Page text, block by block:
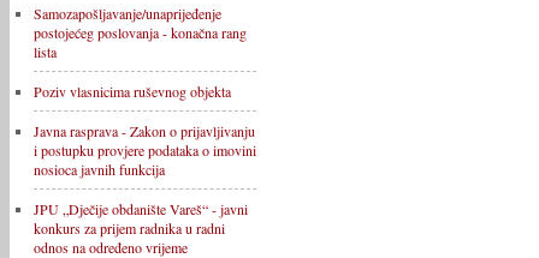
Samozapošljavanje/unaprijeđenje
postojećeg poslovanja - konačna rang
lista
Poziv vlasnicima ruševnog objekta
Javna rasprava - Zakon o prijavljivanju
i postupku provjere podataka o imovini
nosioca javnih funkcija
JPU „Dječije obdanište Vareš“ - javni
konkurs za prijem radnika u radni
odnos na određeno vrijeme